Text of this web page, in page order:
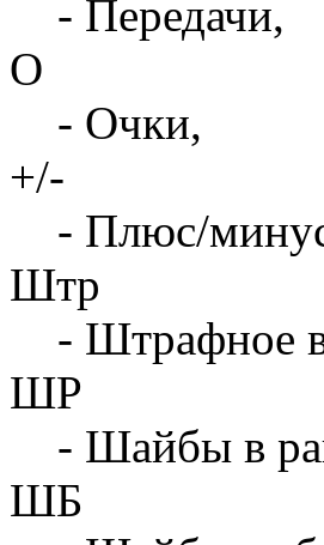
- Передачи,
О
- Очки,
+/-
- Плюс/
Штр
- Штрафное
ШР
- Шайбы в
ШБ